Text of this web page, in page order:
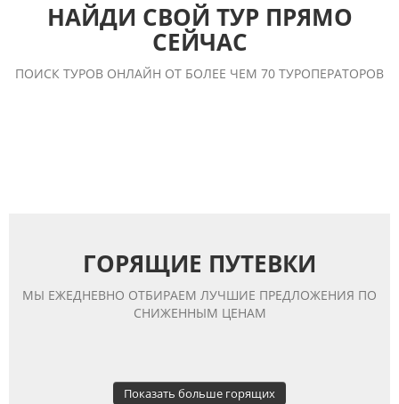
НАЙДИ СВОЙ ТУР ПРЯМО
СЕЙЧАС
ПОИСК ТУРОВ ОНЛАЙН ОТ БОЛЕЕ ЧЕМ 70 ТУРОПЕРАТОРОВ
ГОРЯЩИЕ ПУТЕВКИ
МЫ ЕЖЕДНЕВНО ОТБИРАЕМ ЛУЧШИЕ ПРЕДЛОЖЕНИЯ ПО
СНИЖЕННЫМ ЦЕНАМ
Показать больше горящих